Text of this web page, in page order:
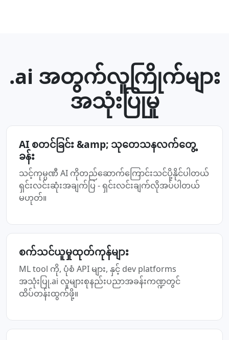
.ai အတွက်လူကြိုက်များ
အသုံးပြုမှု
AI စတင်ခြင်း &amp; သုတေသနလက်တွေ့
ခန်း
သင့်ကုမ္ပဏီ AI ကိုတည်ဆောက်ကြောင်းသင်ပို့နိုင်ပါတယ်
ရှင်းလင်းဆုံးအချက်ပြ - ရှင်းလင်းချက်လိုအပ်ပါတယ်
မဟုတ်။
စက်သင်ယူမှုထုတ်ကုန်များ
ML tool ကို, ပုံစံ API များ, နှင့် dev platforms
အသုံးပြု.ai လူများစုနည်းပညာအခန်းကဏ္ဍတွင်
ထိပ်တန်းထွက်ဖို့။